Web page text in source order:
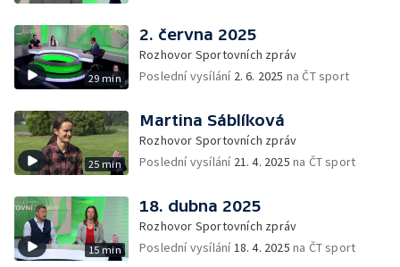
29 min
2. června 2025
Rozhovor Sportovních zpráv
Poslední vysílání 2. 6. 2025 na ČT sport
25 min
Martina Sáblíková
Rozhovor Sportovních zpráv
Poslední vysílání 21. 4. 2025 na ČT sport
15 min
18. dubna 2025
Rozhovor Sportovních zpráv
Poslední vysílání18. 4. 2025 na ČT sport